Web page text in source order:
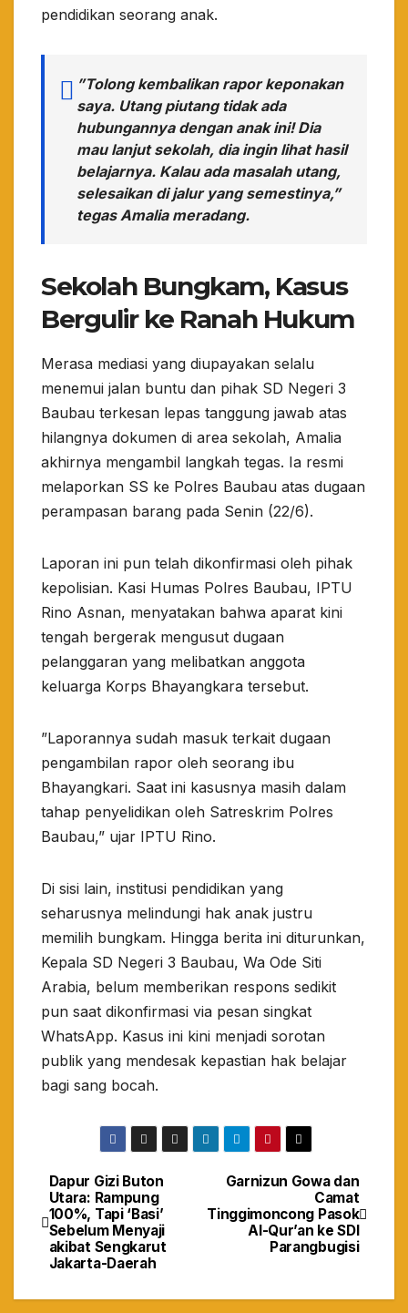
pendidikan seorang anak.
​”Tolong kembalikan rapor keponakan
saya. Utang piutang tidak ada
hubungannya dengan anak ini! Dia
mau lanjut sekolah, dia ingin lihat hasil
belajarnya. Kalau ada masalah utang,
selesaikan di jalur yang semestinya,”
tegas Amalia meradang.
​Sekolah Bungkam, Kasus
Bergulir ke Ranah Hukum
​Merasa mediasi yang diupayakan selalu
menemui jalan buntu dan pihak SD Negeri 3
Baubau terkesan lepas tanggung jawab atas
hilangnya dokumen di area sekolah, Amalia
akhirnya mengambil langkah tegas. Ia resmi
melaporkan SS ke Polres Baubau atas dugaan
perampasan barang pada Senin (22/6).
​Laporan ini pun telah dikonfirmasi oleh pihak
kepolisian. Kasi Humas Polres Baubau, IPTU
Rino Asnan, menyatakan bahwa aparat kini
tengah bergerak mengusut dugaan
pelanggaran yang melibatkan anggota
keluarga Korps Bhayangkara tersebut.
​”Laporannya sudah masuk terkait dugaan
pengambilan rapor oleh seorang ibu
Bhayangkari. Saat ini kasusnya masih dalam
tahap penyelidikan oleh Satreskrim Polres
Baubau,” ujar IPTU Rino.
​Di sisi lain, institusi pendidikan yang
seharusnya melindungi hak anak justru
memilih bungkam. Hingga berita ini diturunkan,
Kepala SD Negeri 3 Baubau, Wa Ode Siti
Arabia, belum memberikan respons sedikit
pun saat dikonfirmasi via pesan singkat
WhatsApp. Kasus ini kini menjadi sorotan
publik yang mendesak kepastian hak belajar
bagi sang bocah.
Navigasi
pos
Garnizun Gowa dan
Camat
Tinggimoncong Pasok
Al-Qur’an ke SDI
Parangbugisi
Dapur Gizi Buton
Utara: Rampung
100%, Tapi ‘Basi’
Sebelum Menyaji
akibat Sengkarut
Jakarta-Daerah